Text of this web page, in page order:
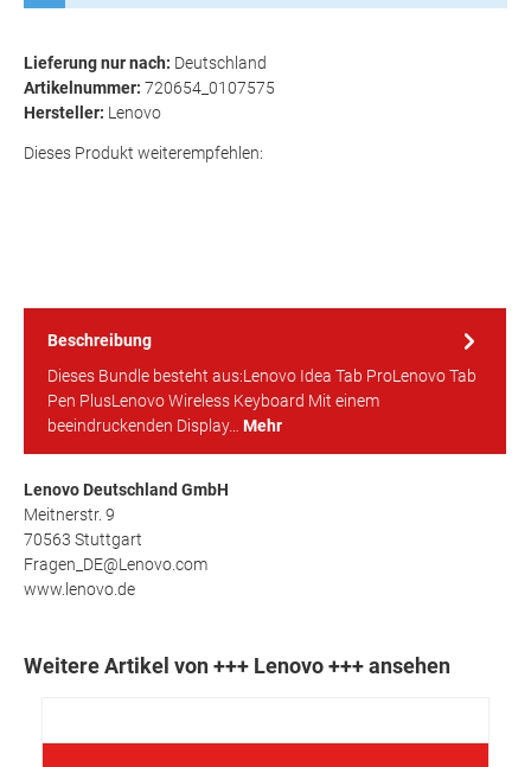
Lieferung nur nach: Deutschland
Artikelnummer: 720654_0107575
Hersteller: Lenovo
Dieses Produkt weiterempfehlen:
Beschreibung
Dieses Bundle besteht aus:Lenovo Idea Tab ProLenovo Tab
Pen PlusLenovo Wireless Keyboard Mit einem
beeindruckenden Display… Mehr
Lenovo Deutschland GmbH
Meitnerstr. 9
70563 Stuttgart
Fragen_DE@Lenovo.com
www.lenovo.de
Weitere Artikel von +++ Lenovo +++ ansehen